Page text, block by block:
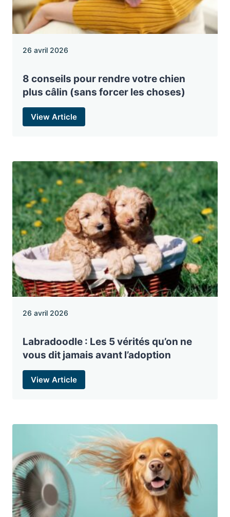
26 avril 2026
8 conseils pour rendre votre chien
plus câlin (sans forcer les choses)
View Article
26 avril 2026
Labradoodle : Les 5 vérités qu’on ne
vous dit jamais avant l’adoption
View Article